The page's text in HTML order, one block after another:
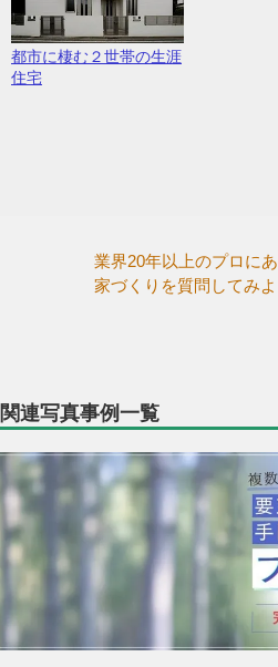
都市に棲む２世帯の生涯
住宅
業界20年以上のプロに
家づくりを質問してみよ
関連写真事例一覧